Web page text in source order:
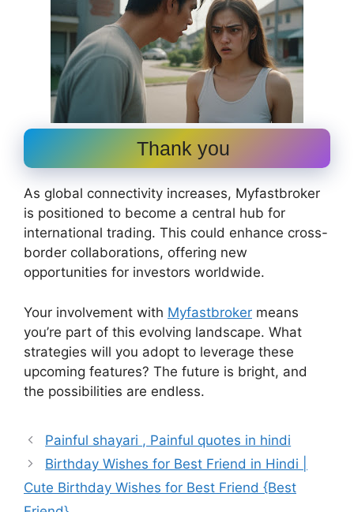
Thank you
As global connectivity increases, Myfastbroker
is positioned to become a central hub for
international trading. This could enhance cross-
border collaborations, offering new
opportunities for investors worldwide.
Your involvement with Myfastbroker means
you’re part of this evolving landscape. What
strategies will you adopt to leverage these
upcoming features? The future is bright, and
the possibilities are endless.
Painful shayari , Painful quotes in hindi
Birthday Wishes for Best Friend in Hindi |
Cute Birthday Wishes for Best Friend {Best